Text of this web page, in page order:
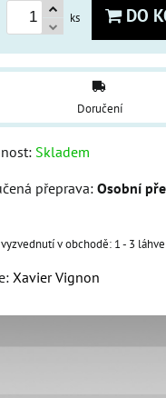
ks DO
Doručení
Skladem
Osobní
1 - 3 láhve
Xavier Vignon